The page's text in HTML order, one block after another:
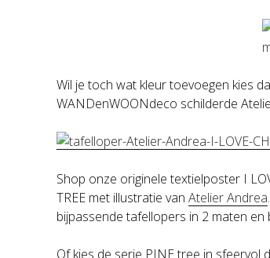
Wil je toch wat kleur toevoegen kies
WANDenWOONdeco schilderde
Shop onze originele textielposter I
TREE met illustratie vanAtelier Andrea
bijpassende tafellopers in 2 maten en
Of kies de serie PINE tree in sfeervol